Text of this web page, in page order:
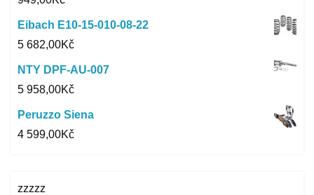
Eibach E10-15-010-08-22
5 682,00Kč
NTY DPF-AU-007
5 958,00Kč
Peruzzo Siena
4 599,00Kč
zzzzz